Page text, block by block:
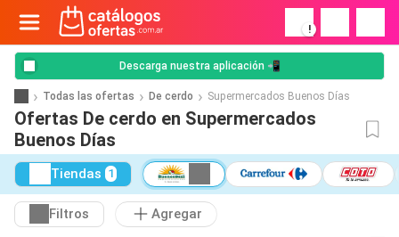
!
Descarga nuestra aplicación 📲
Todas las ofertas De cerdo Supermercados Buenos Días
Ofertas De cerdo en Supermercados
Buenos Días
Tiendas 1
Filtros
Agregar